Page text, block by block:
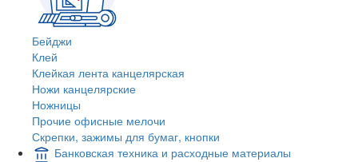
Бейджи
Клей
Клейкая лента канцелярская
Ножи канцелярские
Ножницы
Прочие офисные мелочи
Скрепки, зажимы для бумаг, кнопки
Банковская техника и расходные материалы